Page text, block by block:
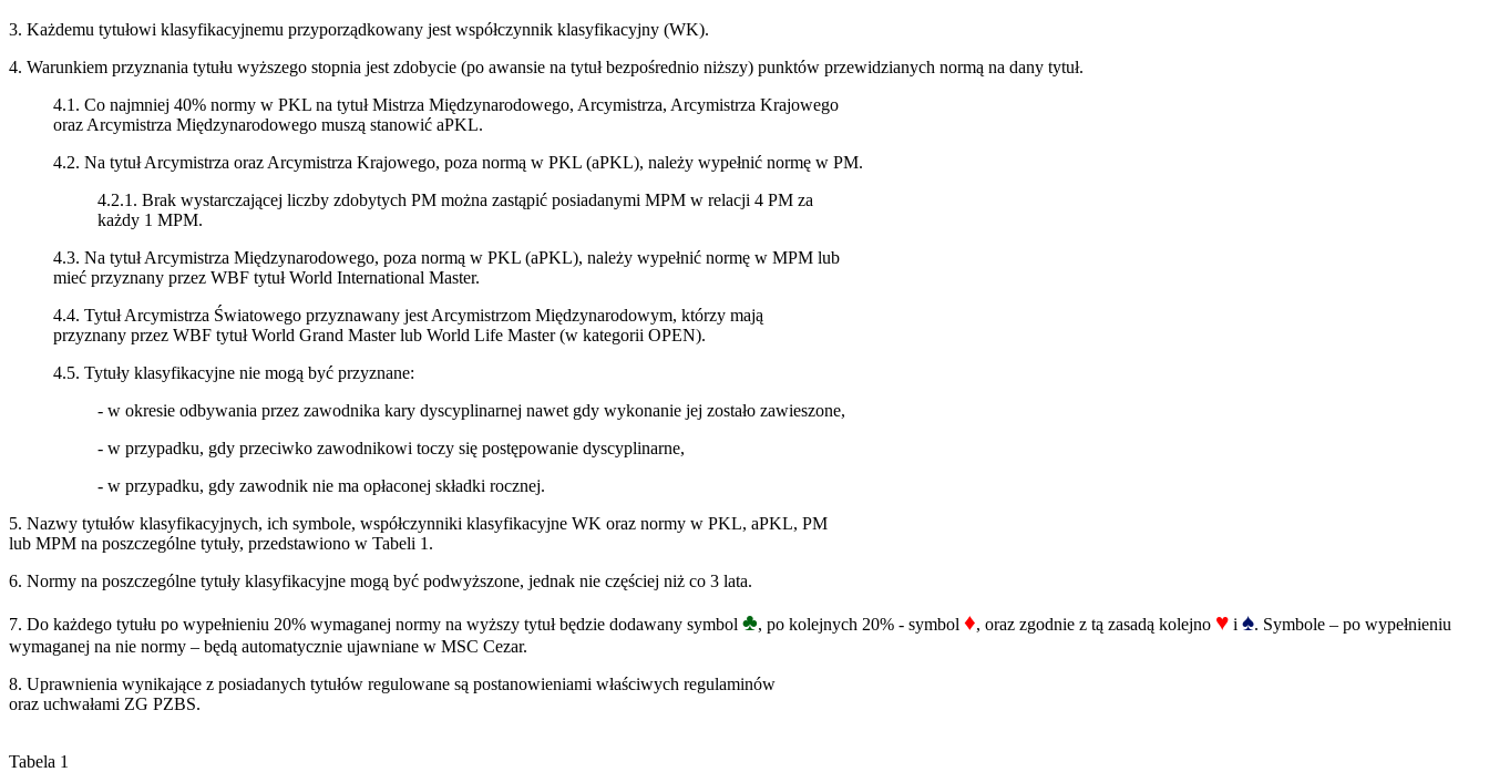
3. Każdemu tytułowi klasyfikacyjnemu przyporządkowany jest współczynnik klasyfikacyjny (WK).
4. Warunkiem przyznania tytułu wyższego stopnia jest zdobycie (po awansie na tytuł bezpośrednio niższy) punktów przewidzianych normą na dany tytuł.
4.1. Co najmniej 40% normy w PKL na tytuł Mistrza Międzynarodowego, Arcymistrza, Arcymistrza Krajowego
oraz Arcymistrza Międzynarodowego muszą stanowić aPKL.
4.2. Na tytuł Arcymistrza oraz Arcymistrza Krajowego, poza normą w PKL (aPKL), należy wypełnić normę w PM.
4.2.1. Brak wystarczającej liczby zdobytych PM można zastąpić posiadanymi MPM w relacji 4 PM za
każdy 1 MPM.
4.3. Na tytuł Arcymistrza Międzynarodowego, poza normą w PKL (aPKL), należy wypełnić normę w MPM lub
mieć przyznany przez WBF tytuł World International Master.
4.4. Tytuł Arcymistrza Światowego przyznawany jest Arcymistrzom Międzynarodowym, którzy mają
przyznany przez WBF tytuł World Grand Master lub World Life Master (w kategorii OPEN).
4.5. Tytuły klasyfikacyjne nie mogą być przyznane:
- w okresie odbywania przez zawodnika kary dyscyplinarnej nawet gdy wykonanie jej zostało zawieszone,
- w przypadku, gdy przeciwko zawodnikowi toczy się postępowanie dyscyplinarne,
- w przypadku, gdy zawodnik nie ma opłaconej składki rocznej.
5. Nazwy tytułów klasyfikacyjnych, ich symbole, współczynniki klasyfikacyjne WK oraz normy w PKL, aPKL, PM
lub MPM na poszczególne tytuły, przedstawiono w Tabeli 1.
6. Normy na poszczególne tytuły klasyfikacyjne mogą być podwyższone, jednak nie częściej niż co 3 lata.
7. Do każdego tytułu po wypełnieniu 20% wymaganej normy na wyższy tytuł będzie dodawany symbol ♣, po kolejnych 20% - symbol ♦, oraz zgodnie z tą zasadą kolejno ♥ i ♠. Symbole – po wypełnieniu
wymaganej na nie normy – będą automatycznie ujawniane w MSC Cezar.
8. Uprawnienia wynikające z posiadanych tytułów regulowane są postanowieniami właściwych regulaminów
oraz uchwałami ZG PZBS.
Tabela 1